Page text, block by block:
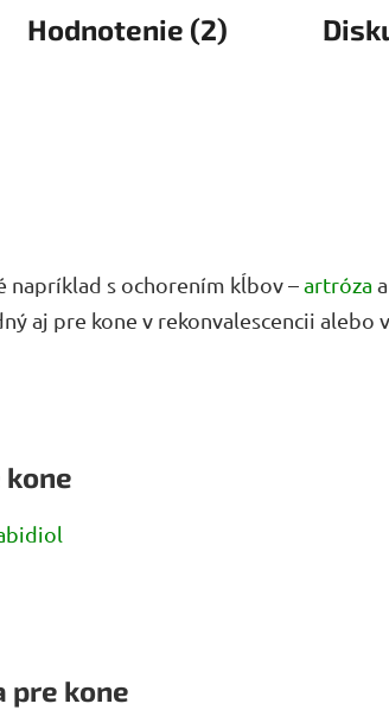
Hodnotenie (2)
napríklad s ochorením kĺbov –artróza a
aj pre kone v rekonvalescencii alebo v
kone
pre kone